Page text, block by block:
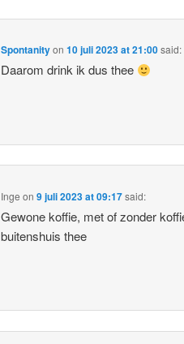
Spontanityon10 juli 2023 at 21:00said:
Daarom drink ik dus thee
Inge on9 juli 2023 at 09:17said:
Gewone koffie, met of zonder
buitenshuis thee